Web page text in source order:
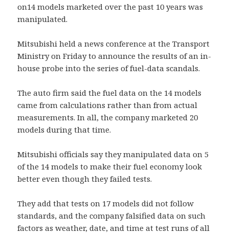
on14 models marketed over the past 10 years was
manipulated.
Mitsubishi held a news conference at the Transport
Ministry on Friday to announce the results of an in-
house probe into the series of fuel-data scandals.
The auto firm said the fuel data on the 14 models
came from calculations rather than from actual
measurements. In all, the company marketed 20
models during that time.
Mitsubishi officials say they manipulated data on 5
of the 14 models to make their fuel economy look
better even though they failed tests.
They add that tests on 17 models did not follow
standards, and the company falsified data on such
factors as weather, date, and time at test runs of all